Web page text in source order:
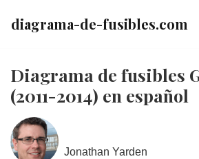
diagrama-de-fusibles.com
Diagrama de fusibles
(2011-2014) en español
Jonathan Yarden